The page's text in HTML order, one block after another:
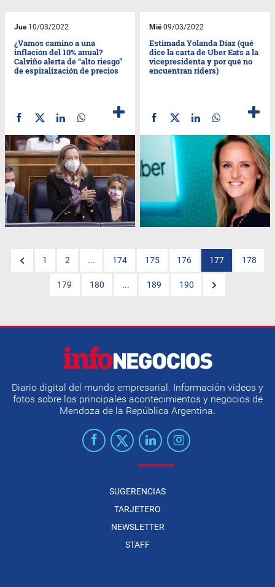
Jue10/03/2022
¿Vamos camino a una
inflación del 10% anual?
Calviño alerta de “alto riesgo”
de espiralización de precios
Mié09/03/2022
Estimada Yolanda Díaz (qué
dice la carta de Uber Eats a la
vicepresidenta y por qué no
encuentran riders)
1 2 ... 174 175 176 177 178
179 180 ... 189 190
Diario digital del mundo empresarial. Información videos y
fotos sobre los principales acontecimientos y negocios de
Mendoza de la República Argentina.
SUGERENCIAS
TARJETERO
NEWSLETTER
STAFF